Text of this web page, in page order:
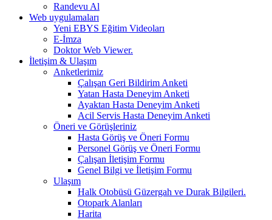
Randevu Al
Web uygulamaları
Yeni EBYS Eğitim Videoları
E-İmza
Doktor Web Viewer.
İletişim & Ulaşım
Anketlerimiz
Çalışan Geri Bildirim Anketi
Yatan Hasta Deneyim Anketi
Ayaktan Hasta Deneyim Anketi
Acil Servis Hasta Deneyim Anketi
Öneri ve Görüşleriniz
Hasta Görüş ve Öneri Formu
Personel Görüş ve Öneri Formu
Çalışan İletişim Formu
Genel Bilgi ve İletişim Formu
Ulaşım
Halk Otobüsü Güzergah ve Durak Bilgileri.
Otopark Alanları
Harita